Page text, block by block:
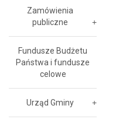
Zamówienia
publiczne
Fundusze Budżetu
Państwa i fundusze
celowe
Urząd Gminy